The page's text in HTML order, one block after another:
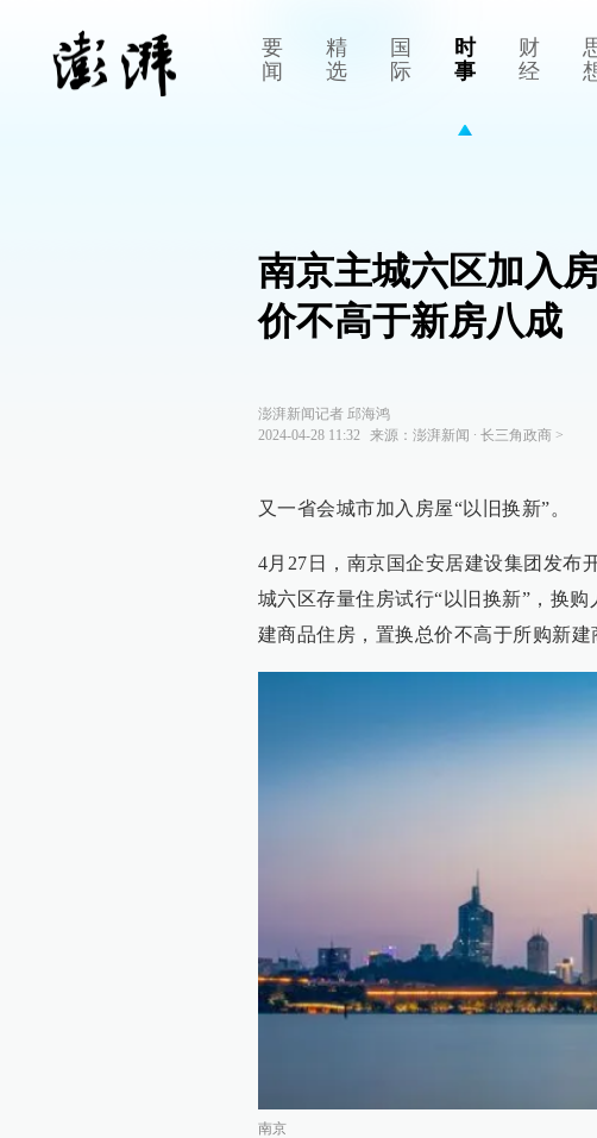
要
闻
精
选
国
际
时
事
财
经
南京主城六区加入
价不高于新房八成
澎湃新闻记者 邱海鸿
2024-04-28 11:32
来源： 澎湃新闻 ∙ 长三角政商>
又一省会城市加入房屋“以旧换新”。
4月27日，南京国企安居建设集团发布
城六区存量住房试行“以旧换新”，换
建商品住房，置换总价不高于所购新建
南京